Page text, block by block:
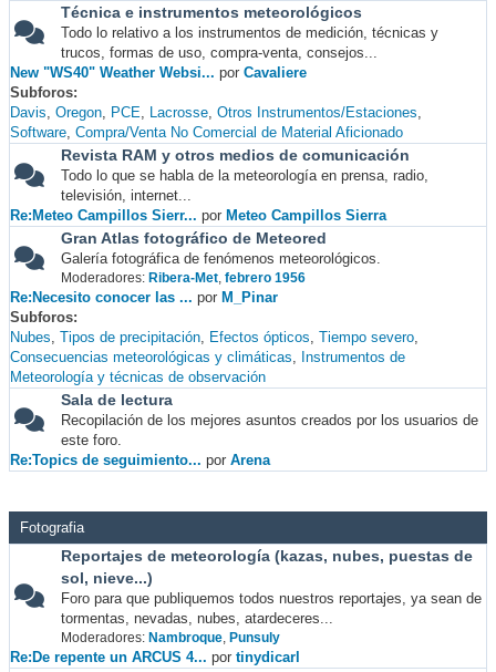
Técnica e instrumentos meteorológicos
Todo lo relativo a los instrumentos de medición, técnicas y
trucos, formas de uso, compra-venta, consejos...
New "WS40" Weather Websi... por Cavaliere
Subforos
Davis Oregon PCE Lacrosse Otros Instrumentos/Estaciones
Software Compra/Venta No Comercial de Material Aficionado
Revista RAM y otros medios de comunicación
Todo lo que se habla de la meteorología en prensa, radio,
televisión, internet...
Re:Meteo Campillos Sierr... por Meteo Campillos Sierra
Gran Atlas fotográfico de Meteored
Galería fotográfica de fenómenos meteorológicos.
Moderadores: Ribera-Met, febrero 1956
Re:Necesito conocer las ... por M_Pinar
Subforos
Nubes Tipos de precipitación Efectos ópticos Tiempo severo
Consecuencias meteorológicas y climáticas
Instrumentos de
Meteorología y técnicas de observación
Sala de lectura
Recopilación de los mejores asuntos creados por los usuarios de
este foro.
Re:Topics de seguimiento... por Arena
Fotografia
Reportajes de meteorología (kazas, nubes, puestas de
sol, nieve...)
Foro para que publiquemos todos nuestros reportajes, ya sean de
tormentas, nevadas, nubes, atardeceres...
Moderadores: Nambroque, Punsuly
Re:De repente un ARCUS 4... por tinydicarl